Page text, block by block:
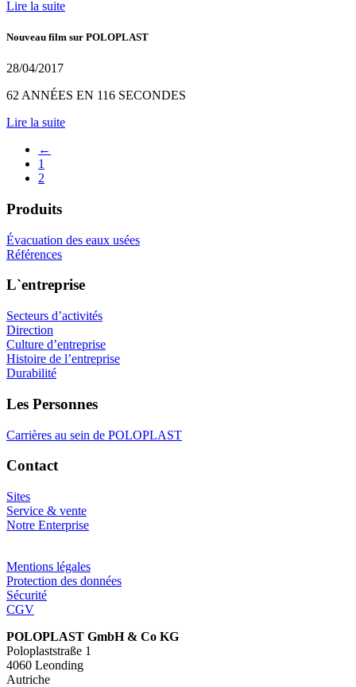
Lire la suite
Nouveau film sur POLOPLAST
28/04/2017
62 ANNÉES EN 116 SECONDES
Lire la suite
←
1
2
Produits
Évacuation des eaux usées
Références
L`entreprise
Secteurs d’activités
Direction
Culture d’entreprise
Histoire de l’entreprise
Durabilité
Les Personnes
Carrières au sein de POLOPLAST
Contact
Sites
Service & vente
Notre Enterprise
Mentions légales
Protection des données
Sécurité
CGV
POLOPLAST GmbH & Co KG
Poloplaststraße 1
4060 Leonding
Autriche